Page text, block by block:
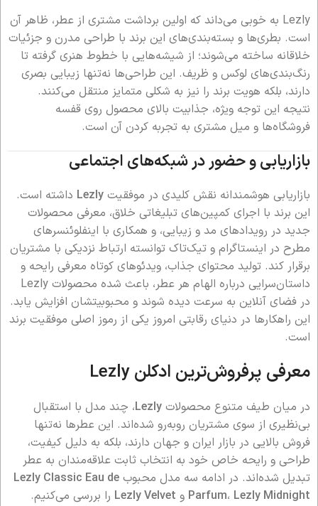
Lezly به خوبی می‌داند که اولین برداشت مشتری از عطر، ظاهر آن
است. بطری‌ها و بسته‌بندی‌های این برند با طراحی مدرن و جزئیات
خلاقانه ساخته می‌شوند؛ از شیشه‌هایی با خطوط هنری گرفته تا
رنگ‌بندی‌های لوکس و ظریف. این طراحی‌ها نه‌تنها زیبایی بصری
دارند، بلکه هویت برند را نیز به شکلی متمایز منتقل می‌کنند.
نتیجه این توجه ویژه، جذابیت بالای محصول روی قفسه
فروشگاه‌ها و میل مشتری به تجربه کردن آن است.
بازاریابی و حضور در شبکه‌های اجتماعی
بازاریابی هوشمندانه نقش کلیدی در موفقیت Lezly داشته است.
این برند با اجرای کمپین‌های تبلیغاتی خلاق، معرفی محصولات
جدید در رویدادهای مد و زیبایی، و همکاری با اینفلوئنسرهای
مطرح در اینستاگرام و تیک‌تاک توانسته ارتباط نزدیکی با مشتریان
برقرار کند. تولید محتوای جذاب، ویدئوهای کوتاه معرفی رایحه و
داستان‌سرایی درباره الهام هر عطر، باعث شده محصولات Lezly
در فضای آنلاین به سرعت دیده شوند و محبوبیتشان افزایش یابد.
این راهکارها در دنیای رقابتی امروز یکی از رموز اصلی موفقیت برند
است.
معرفی پرفروش‌ترین ادکلن Lezly
در میان طیف متنوع محصولات Lezly، چند مدل با استقبال
بی‌نظیری از سوی مشتریان روبه‌رو شده‌اند. این عطرها نه‌تنها
فروش بالایی در بازار ایران و جهان دارند، بلکه به دلیل کیفیت،
طراحی و رایحه خاص خود به انتخاب ثابت علاقه‌مندان به عطر
تبدیل شده‌اند. در ادامه سه مدل محبوب Lezly Classic Eau de
Parfum، Lezly Midnight و Lezly Velvet را بررسی می‌کنیم.